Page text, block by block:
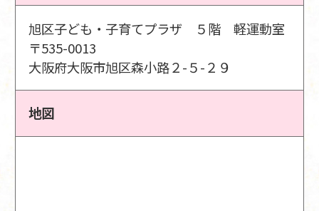
旭区子ども・子育てプラザ ５階 軽運動室
〒535-0013
大阪府大阪市旭区森小路２-５-２９
地図